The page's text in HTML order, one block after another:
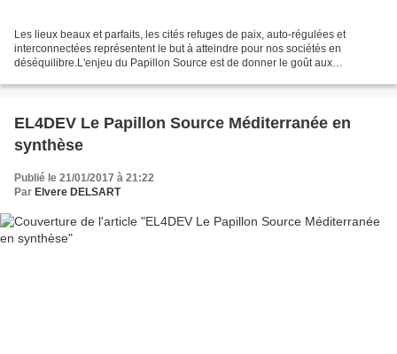
Les lieux beaux et parfaits, les cités refuges de paix, auto-régulées et
interconnectées représentent le but à atteindre pour nos sociétés en
déséquilibre.L'enjeu du Papillon Source est de donner le goût aux
EL4DEV Le Papillon Source Méditerranée en
synthèse
Publié le 21/01/2017 à 21:22
Par Elvere DELSART